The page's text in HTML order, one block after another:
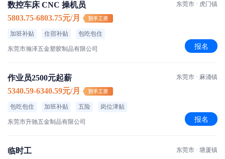
数控车床 CNC 操机员
5803.75-6803.75元/月
加班补贴 住宿补贴 包吃包住
东莞市瀚泽五金塑胶制品有限公司
东莞市 · 虎门镇
报名
作业员2500元起薪
5340.59-6340.59元/月
包吃包住 加班补贴 五险 岗位津贴
东莞市升驰五金制品有限公司
东莞市 · 麻涌镇
报名
临时工
东莞市 · 塘厦镇